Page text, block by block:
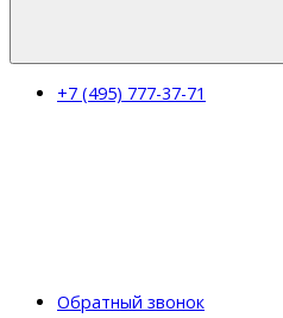
+7 (495) 777-37-71
Обратный звонок